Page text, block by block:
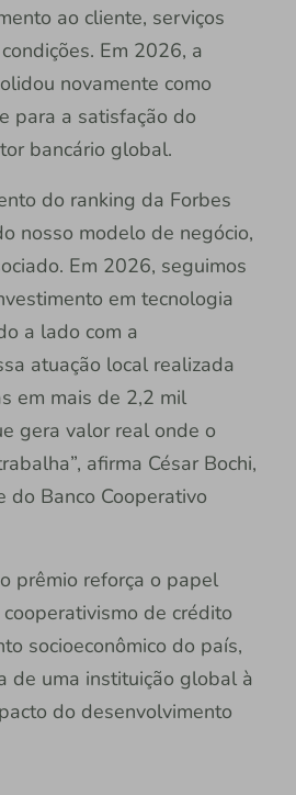
ao cliente, serviços
Em 2026, a
novamente como
para a satisfação do
bancário global.
do ranking da Forbes
nosso modelo de negócio,
Em 2026, seguimos
em tecnologia
a lado com a
atuação local realizada
em mais de 2,2 mil
gera valor real onde o
afirma César Bochi,
Banco Cooperativo
prêmio reforça o papel
de crédito
socioeconômico do país,
de uma instituição global à
do desenvolvimento